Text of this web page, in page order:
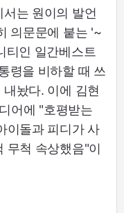
는 원이의 발언
의문문에 붙는 '~
티인 일간베스트
령을 비하할 때 쓰
놨다. 이에 김현
어에 "호평받는
이돌과 피디가 사
무척 속상했음"이